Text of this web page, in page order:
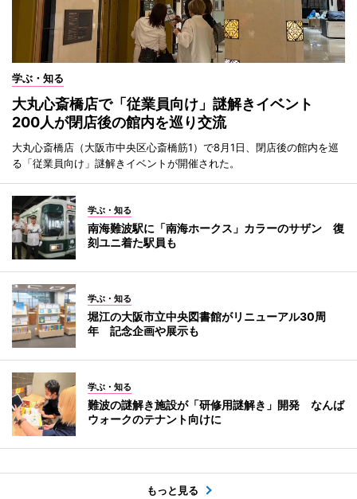
学ぶ・知る
大丸心斎橋店で「従業員向け」謎解きイベント
200人が閉店後の館内を巡り交流
大丸心斎橋店（大阪市中央区心斎橋筋1）で8月1日、閉店後の館内を巡
る「従業員向け」謎解きイベントが開催された。
学ぶ・知る
南海難波駅に「南海ホークス」カラーのサザン 復
刻ユニ着た駅員も
学ぶ・知る
堀江の大阪市立中央図書館がリニューアル30周
年 記念企画や展示も
学ぶ・知る
難波の謎解き施設が「研修用謎解き」開発 なんば
ウォークのテナント向けに
もっと見る